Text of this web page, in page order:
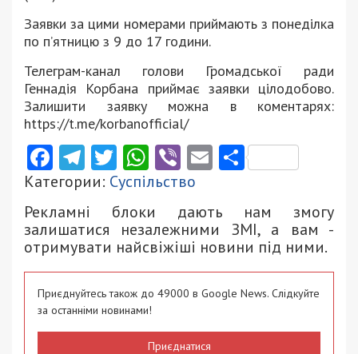
Заявки за цими номерами приймають з понеділка
по п’ятницю з 9 до 17 години.
Телеграм-канал голови Громадської ради
Геннадія Корбана приймає заявки цілодобово.
Залишити заявку можна в коментарях:
https://t.me/korbanofficial/
Facebook
Telegram
Twitter
WhatsApp
ViberEmail
Категории: Суспільство
Рекламні блоки дають нам змогу
залишатися незалежними ЗМІ, а вам -
отримувати найсвіжіші новини під ними.
Приєднуйтесь також до 49000 в Google News. Слідкуйте
за останніми новинами!
Приєднатися